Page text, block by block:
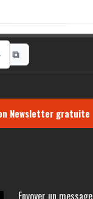
⧉
Newsletter gratuite
Envoyer un message